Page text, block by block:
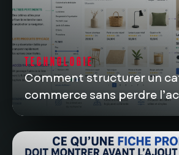
TECHNOLOGIE
Comment structurer un
commerce sans perdre